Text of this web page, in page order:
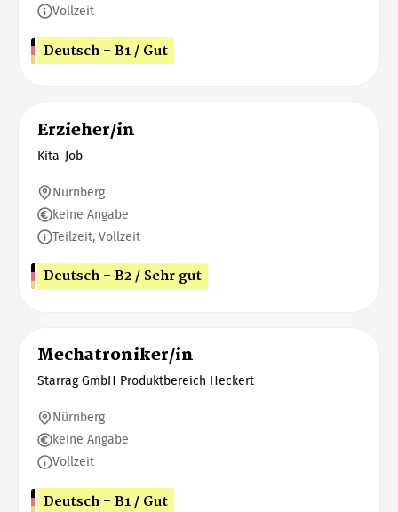
Vollzeit
Deutsch - B1 / Gut
Erzieher/in
Kita-Job
Nürnberg
keine Angabe
Teilzeit, Vollzeit
Deutsch - B2 / Sehr gut
Mechatroniker/in
Starrag GmbH Produktbereich Heckert
Nürnberg
keine Angabe
Vollzeit
Deutsch - B1 / Gut